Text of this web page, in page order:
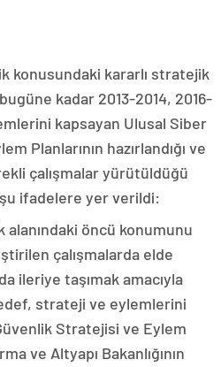
konusundaki kararlı stratejik
kadar 2013-2014, 2016-
kapsayan Ulusal Siber
Planlarının hazırlandığı ve
çalışmalar yürütüldüğü
ifadelere yer verildi:
alanındaki öncü konumunu
çalışmalarda elde
ileriye taşımak amacıyla
strateji ve eylemlerini
Stratejisi ve Eylem
ve Altyapı Bakanlığının